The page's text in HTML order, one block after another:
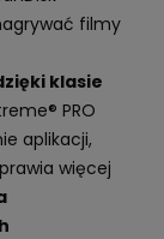
filmy
klasie
PRO
aplikacji,
więcej